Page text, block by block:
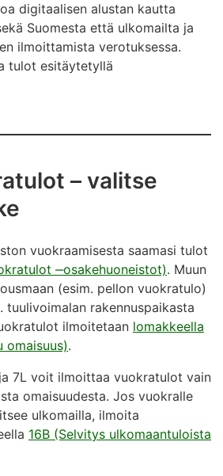
digitaalisen alustan kautta
Suomesta että ulkomailta ja
ilmoittamista verotuksessa.
tulot esitäytetyllä
– valitse
vuokraamisesta saamasi tulot
‒osakehuoneistot). Muun
(esim. pellon vuokratulo)
tuulivoimalan rakennuspaikasta
ilmoitetaan lomakkeella
omaisuus).
7L voit ilmoittaa vuokratulot vain
omaisuudesta. Jos vuokralle
ulkomailla, ilmoita
16B (Selvitys ulkomaantuloista